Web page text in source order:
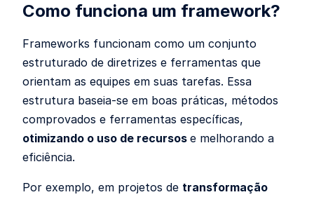
Como funciona um framework?
Frameworks funcionam como um conjunto
estruturado de diretrizes e ferramentas que
orientam as equipes em suas tarefas. Essa
estrutura baseia-se em boas práticas, métodos
comprovados e ferramentas específicas,
otimizando o uso de recursos e melhorando a
eficiência.
Por exemplo, em projetos de transformação